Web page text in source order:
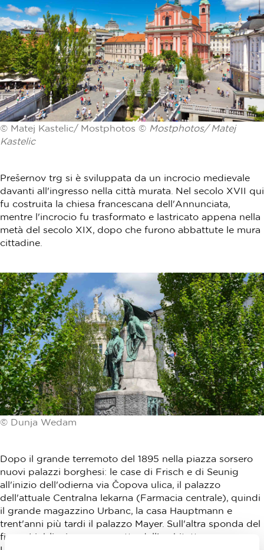
© Matej Kastelic/ Mostphotos © Mostphotos/ Matej
Kastelic
Prešernov trg si è sviluppata da un incrocio medievale
davanti all'ingresso nella città murata. Nel secolo XVII qui
fu costruita la chiesa francescana dell'Annunciata,
mentre l'incrocio fu trasformato e lastricato appena nella
metà del secolo XIX, dopo che furono abbattute le mura
cittadine.
© Dunja Wedam
Dopo il grande terremoto del 1895 nella piazza sorsero
nuovi palazzi borghesi: le case di Frisch e di Seunig
all'inizio dell'odierna via Čopova ulica, il palazzo
dell'attuale Centralna lekarna (Farmacia centrale), quindi
il grande magazzino Urbanc, la casa Hauptmann e
trent'anni più tardi il palazzo Mayer. Sull'altra sponda del
fiume Ljubljanica, su progetto dell'architetto grazese